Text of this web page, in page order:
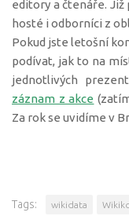
editory a čtenáře.
hosté i odborníci z
Pokud jste letošní
podívat, jak to na
jednotlivých
záznam z akce
Za rok se uvidíme v
Tags: wikidata